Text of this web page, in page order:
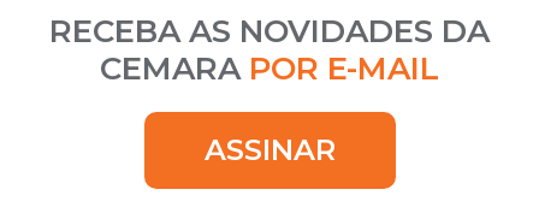
RECEBA AS NOVIDADES DA
CEMARA POR E-MAIL
ASSINAR